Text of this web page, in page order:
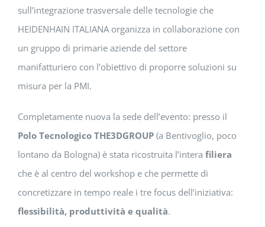
sull’integrazione trasversale delle tecnologie che
HEIDENHAIN ITALIANA organizza in collaborazione con
un gruppo di primarie aziende del settore
manifatturiero con l’obiettivo di proporre soluzioni su
misura per la PMI.
Completamente nuova la sede dell’evento: presso il
Polo Tecnologico THE3DGROUP (a Bentivoglio, poco
lontano da Bologna) è stata ricostruita l’intera filiera
che è al centro del workshop e che permette di
concretizzare in tempo reale i tre focus dell’iniziativa:
flessibilità, produttività e qualità.